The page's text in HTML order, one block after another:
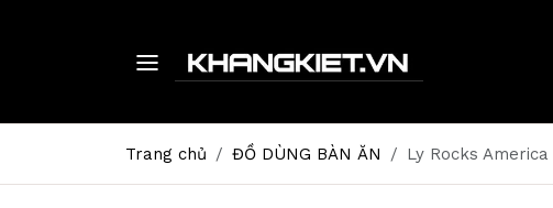
Trang chủ ĐỒ DÙNG BÀN ĂN Ly Rocks